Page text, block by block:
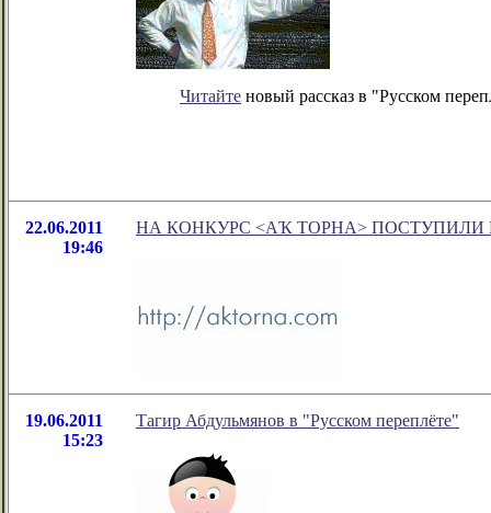
Читайте новый рассказ в "Русском
22.06.2011
19:46
НА КОНКУРС <АҠ ТОРНА> ПОСТУПИЛИ
19.06.2011
15:23
Тагир Абдульмянов в "Русском переплёте"